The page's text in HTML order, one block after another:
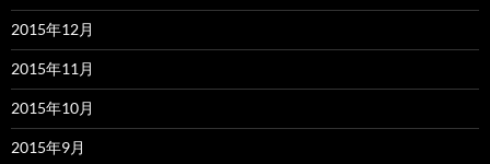
2015年12月
2015年11月
2015年10月
2015年9月